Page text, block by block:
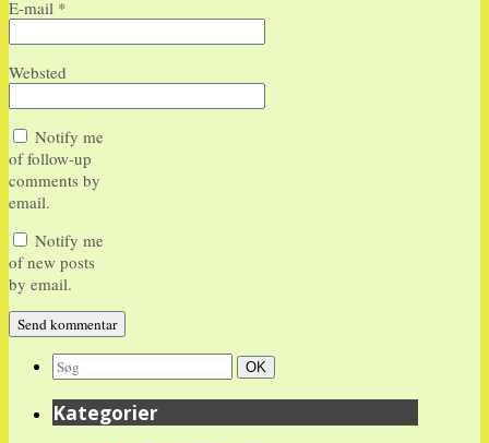
E-mail *
Websted
Notify me
of follow-up
comments by
email.
Notify me
of new posts
by email.
Search
for:
Søg
OK
Kategorier